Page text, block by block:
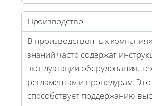
Производство
В производственных
знаний часто содержат
эксплуатации оборудования,
регламентам и процедурам. Это
способствует поддержанию